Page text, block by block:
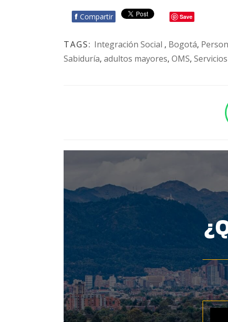
f Compartir Save
TAGS: Integración Social , Bogotá,
Sabiduría, adultos mayores, OMS,